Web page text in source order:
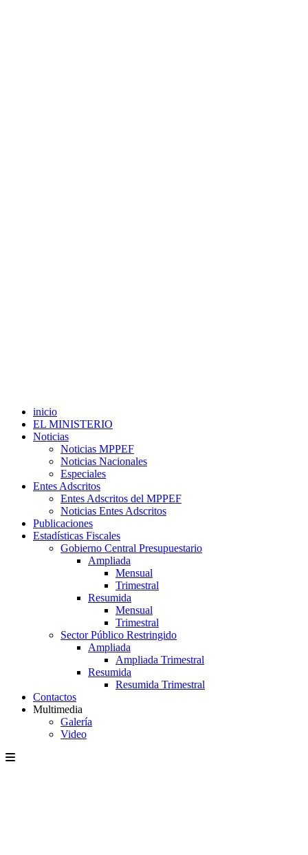
inicio
EL MINISTERIO
Noticias
Noticias MPPEF
Noticias Nacionales
Especiales
Entes Adscritos
Entes Adscritos del MPPEF
Noticias Entes Adscritos
Publicaciones
Estadísticas Fiscales
Gobierno Central Presupuestario
Ampliada
Mensual
Trimestral
Resumida
Mensual
Trimestral
Sector Público Restringido
Ampliada
Ampliada Trimestral
Resumida
Resumida Trimestral
Contactos
Multimedia
Galería
Video